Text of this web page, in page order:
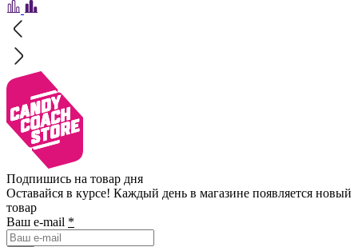
Подпишись на товар дня
Оставайся в курсе! Каждый день в магазине появляется новый
товар
Ваш e-mail *